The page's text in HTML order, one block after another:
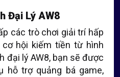
Đại Lý AW8
các trò chơi giải trí hấp
hội kiếm tiền từ hình
đại lý AW8, bạn sẽ được
hỗ trợ quảng bá game,